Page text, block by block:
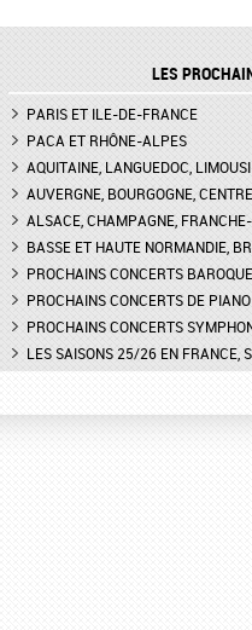
LES
PARIS ET ILE-DE-FRANCE
PACA ET RHÔNE-ALPES
AQUITAINE, LANGUEDOC,
AUVERGNE, BOURGOGNE, CENTRE
ALSACE, CHAMPAGNE,
BASSE ET HAUTE NORMANDIE,
PROCHAINS CONCERTS
PROCHAINS CONCERTS DE PIANO
PROCHAINS CONCERTS
LES SAISONS 25/26 EN FRANCE,